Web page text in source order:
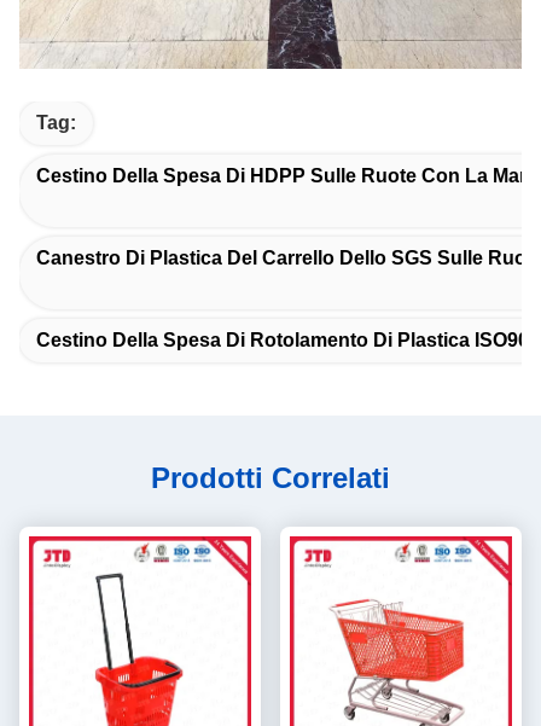
Tag:
Cestino Della Spesa Di HDPP Sulle Ruote Con La
Canestro Di Plastica Del Carrello Dello SGS Sulle
Cestino Della Spesa Di Rotolamento Di Plastica
Prodotti Correlati